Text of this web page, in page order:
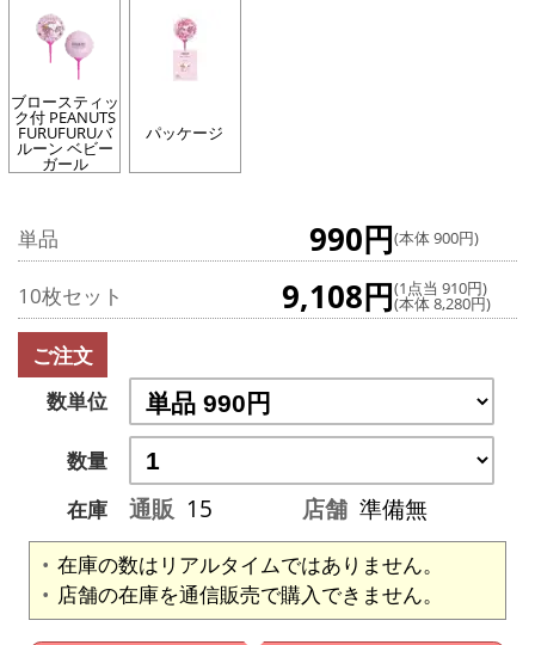
ブロースティッ
ク付 PEANUTS
FURUFURUバ
ルーン ベビー
ガール
パッケージ
単品 990円(本体 900円)
10枚セット 9,108円(1点当 910円)
(本体 8,280円)
ご注文
数単位
数量
在庫
通販 15 店舗 準備無
在庫の数はリアルタイムではありません。
店舗の在庫を通信販売で購入できません。